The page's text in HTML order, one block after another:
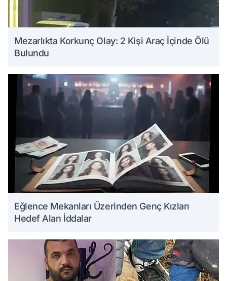
Mezarlıkta Korkunç Olay: 2 Kişi Araç İçinde Ölü
Bulundu
Eğlence Mekanları Üzerinden Genç Kızları
Hedef Alan İddalar